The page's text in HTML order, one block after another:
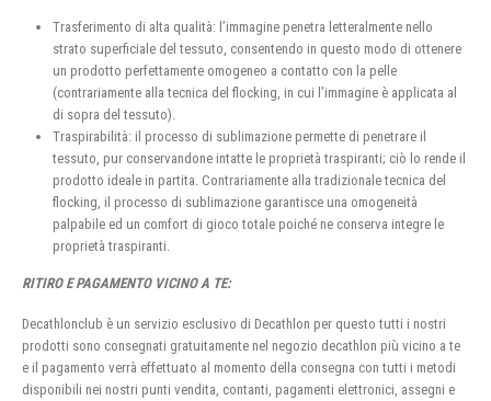
Trasferimento di alta qualità: l’immagine penetra letteralmente nello
strato superficiale del tessuto, consentendo in questo modo di ottenere
un prodotto perfettamente omogeneo a contatto con la pelle
(contrariamente alla tecnica del flocking, in cui l’immagine è applicata al
di sopra del tessuto).
Traspirabilità: il processo di sublimazione permette di penetrare il
tessuto, pur conservandone intatte le proprietà traspiranti; ciò lo rende il
prodotto ideale in partita. Contrariamente alla tradizionale tecnica del
flocking, il processo di sublimazione garantisce una omogeneità
palpabile ed un comfort di gioco totale poiché ne conserva integre le
proprietà traspiranti.
RITIRO E PAGAMENTO VICINO A TE:
Decathlonclub è un servizio esclusivo di Decathlon per questo tutti i nostri
prodotti sono consegnati gratuitamente nel negozio decathlon più vicino a te
e il pagamento verrà effettuato al momento della consegna con tutti i metodi
disponibili nei nostri punti vendita, contanti, pagamenti elettronici, assegni e